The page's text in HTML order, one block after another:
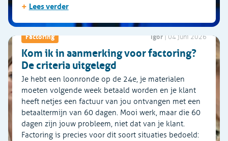
+ Lees verder
Factoring Igor |04 juni 2026
Kom ik in aanmerking voor factoring?
De criteria uitgelegd
Je hebt een loonronde op de 24e, je materialen
moeten volgende week betaald worden en je klant
heeft netjes een factuur van jou ontvangen met een
betaaltermijn van 60 dagen. Mooi werk, maar die 60
dagen zijn jouw probleem, niet dat van je klant.
Factoring is precies voor dit soort situaties bedoeld: